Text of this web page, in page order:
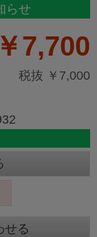
らせ
￥7,700
税抜 ￥7,000
せる